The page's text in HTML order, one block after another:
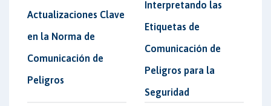
Actualizaciones Clave
en la Norma de
Comunicación de
Peligros
Interpretando las
Etiquetas de
Comunicación de
Peligros para la
Seguridad